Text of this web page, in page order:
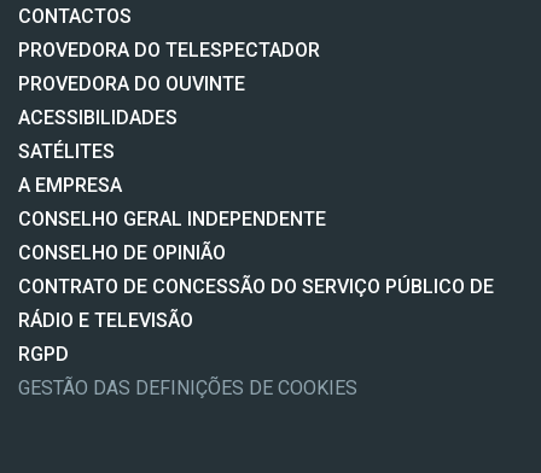
CONTACTOS
PROVEDORA DO TELESPECTADOR
PROVEDORA DO OUVINTE
ACESSIBILIDADES
SATÉLITES
A EMPRESA
CONSELHO GERAL INDEPENDENTE
CONSELHO DE OPINIÃO
CONTRATO DE CONCESSÃO DO SERVIÇO PÚBLICO DE
RÁDIO E TELEVISÃO
RGPD
GESTÃO DAS DEFINIÇÕES DE COOKIES